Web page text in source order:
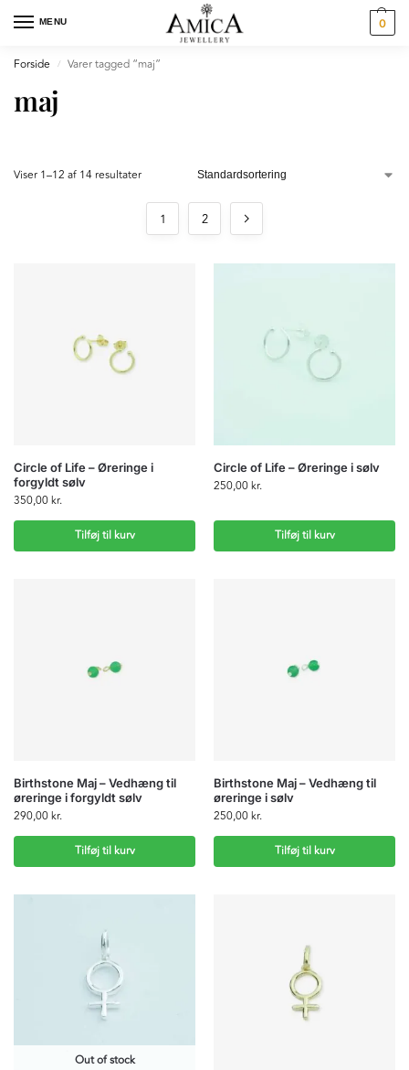
MENU 0
Forside / Varer tagged “maj”
maj
Viser 1–12 af 14 resultater
1 2
Circle of Life – Øreringe i
forgyldt sølv
350,00kr.
Tilføj til kurv
Circle of Life – Øreringe i sølv
250,00kr.
Tilføj til kurv
Birthstone Maj – Vedhæng til
øreringe i forgyldt sølv
290,00kr.
Tilføj til kurv
Birthstone Maj – Vedhæng til
øreringe i sølv
250,00kr.
Tilføj til kurv
Out of stock